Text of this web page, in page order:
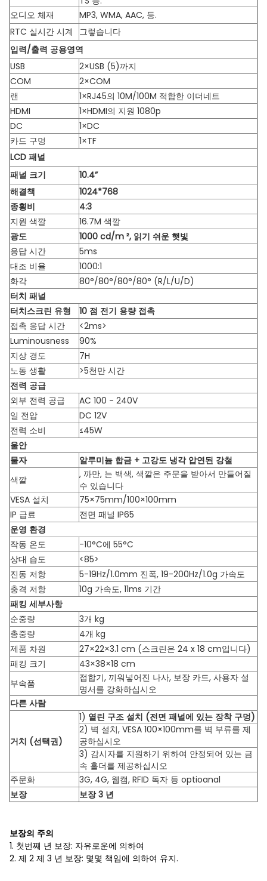
오디오 체재
MP3, WMA, AAC, 등.
RTC 실시간 시계
그렇습니다
입력/출력 공용영역
USB
2×USB (5)까지
COM
2×COM
랜
1×RJ45의 10M/100M 적합한 이더네트
HDMI
1×HDMI의 지원 1080p
DC
1×DC
카드 구멍
1×TF
LCD 패널
패널 크기
10.4”
해결책
1024*768
종횡비
4:3
지원 색깔
16.7M 색깔
광도
1000 cd/m ², 읽기 쉬운 햇빛
응답 시간
5ms
대조 비율
1000:1
화각
80°/80°/80°/80° (R/L/U/D)
터치 패널
터치스크린 유형
10 점 전기 용량 접촉
접촉 응답 시간
<2ms>
Luminousness
90%
지상 경도
7H
노동 생활
>5천만 시간
전력 공급
외부 전력 공급
AC 100 - 240V
일 전압
DC 12V
전력 소비
≤45W
울안
물자
알루미늄 합금 + 고강도 냉각 압연된 강철
색깔
, 까만, 는 백색, 색깔은 주문을 받아서 만들어질
수 있습니다
VESA 설치
75×75mm/100×100mm
IP 급료
전면 패널 IP65
운영 환경
작동 온도
-10°C에 55°C
상대 습도
<85>
진동 저항
5-19Hz/1.0mm 진폭, 19-200Hz/1.0g 가속도
충격 저항
10g 가속도, 11ms 기간
패킹 세부사항
순중량
3개 kg
총중량
4개 kg
제품 차원
27×22×3.1 cm (스크린은 24 x 18 cm입니다)
패킹 크기
43×38×18 cm
부속품
접합기, 끼워넣어진 나사, 보장 카드, 사용자 설
명서를 강화하십시오
다른 사람
거치 (선택권)
1) 열린 구조 설치 (전면 패널에 있는 장착 구멍)
2) 벽 설치, VESA 100×100mm를 벽 부류를 제
공하십시오
3) 감시자를 지원하기 위하여 안정되어 있는 금
속 홀더를 제공하십시오
주문화
3G, 4G, 웹캠, RFID 독자 등 optioanal
보장
보장 3 년
보장의 주의
1. 첫번째 년 보장: 자유로운에 의하여
2. 제 2 제 3 년 보장: 몇몇 책임에 의하여 유지.